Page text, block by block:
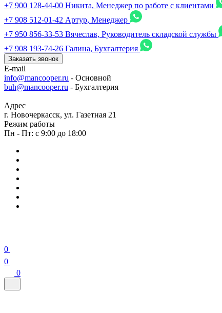
+7 900 128-44-00 Никита, Менеджер по работе с клиентами
+7 908 512-01-42 Артур, Менеджер
+7 950 856-33-53 Вячеслав, Руководитель складской службы
+7 908 193-74-26 Галина, Бухгалтерия
Заказать звонок
E-mail
info@mancooper.ru - Основной
buh@mancooper.ru - Бухгалтерия
Адрес
г. Новочеркасск, ул. Газетная 21
Режим работы
Пн - Пт: с 9:00 до 18:00
0
0
0